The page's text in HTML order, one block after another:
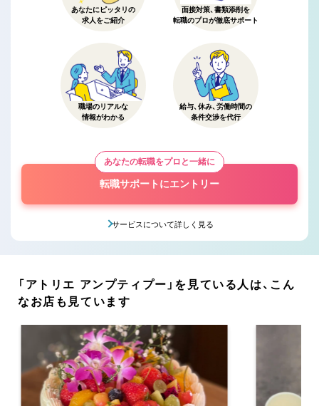
あなたにピッタリの
求人をご紹介
面接対策、書類添削を
転職のプロが徹底サポート
職場のリアルな
情報がわかる
給与、休み、労働時間の
条件交渉を代行
あなたの転職をプロと一緒に
転職サポートにエントリー
サービスについて詳しく見る
「アトリエ アンプティプー」を見ている人は、こん
なお店も見ています